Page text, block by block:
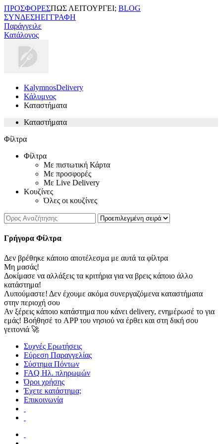
ΠΡΟΣΦΟΡΕΣΠΩΣ ΛΕΙΤΟΥΡΓΕΙ; BLOG
ΣΥΝΔΕΣΗΕΓΓΡΑΦΗ
Παράγγειλε
Κατάλογος
KalymnosDelivery
Κάλυμνος
Καταστήματα
Καταστήματα
Φίλτρα
Φίλτρα
Με πιστωτική Κάρτα
Με προσφορές
Με Live Delivery
Κουζίνες
Όλες οι κουζίνες
Γρήγορα Φίλτρα
Δεν βρέθηκε κάποιο αποτέλεσμα με αυτά τα φίλτρα
Μη μασάς!
Δοκίμασε να αλλάξεις τα κριτήρια για να βρεις κάποιο άλλο
κατάστημα!
Λυπούμαστε! Δεν έχουμε ακόμα συνεργαζόμενα καταστήματα
στην περιοχή σου
Αν ξέρεις κάποιο κατάστημα που κάνει delivery, ενημέρωσέ το για
εμάς! Βοήθησέ το APP του νησιού να έρθει και στη δική σου
γειτονιά 🚀
Συχνές Ερωτήσεις
Εύρεση Παραγγελίας
Σύστημα Πόντων
FAQ Ηλ. πληρωμών
Όροι χρήσης
Έχετε κατάστημα;
Επικοινωνία